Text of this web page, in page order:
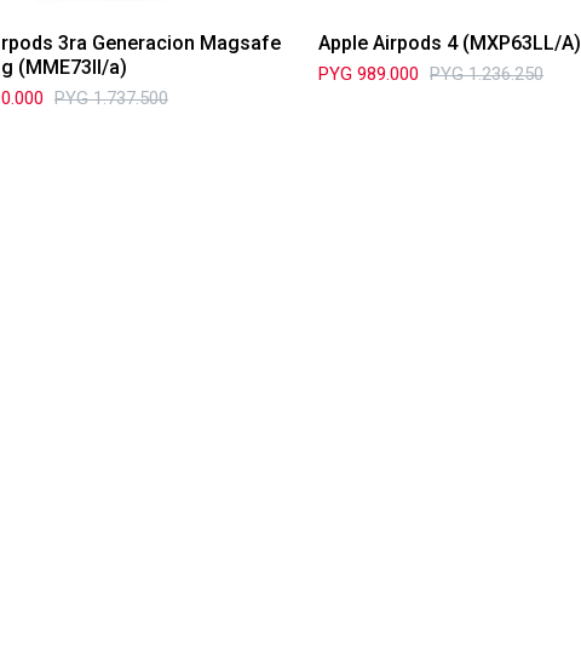
3ra Generacion Magsafe
(MME73ll/a)
PYG 1.737.500
Apple Airpods 4 (MXP63LL/A)
PYG 989.000 PYG 1.236.250